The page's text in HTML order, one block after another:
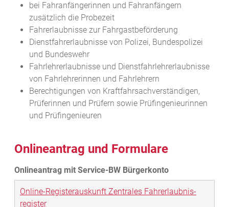
bei Fahranfängerinnen und Fahranfängern
zusätzlich die Probezeit
Fahrerlaubnisse zur Fahrgastbeförderung
Dienstfahrerlaubnisse von Polizei, Bundespolizei
und Bundeswehr
Fahrlehrerlaubnisse und Dienstfahrlehrerlaubnisse
von Fahrlehrerinnen und Fahrlehrern
Berechtigungen von Kraftfahrsachverständigen,
Prüferinnen und Prüfern sowie Prüfingenieurinnen
und Prüfingenieuren
Onlineantrag und Formulare
Online-Registerauskunft Zentrales Fahr­erlaubnis­
register